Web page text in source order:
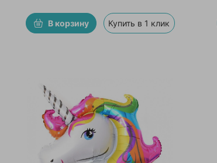
В корзину Купить в 1 клик